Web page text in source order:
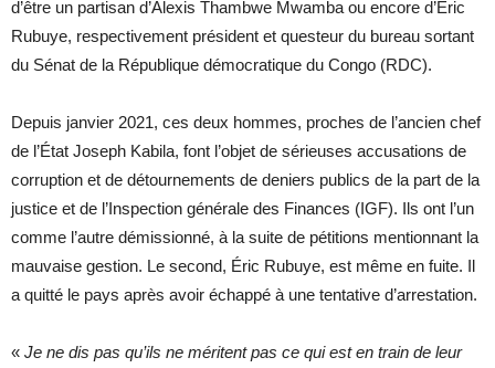
d’être un partisan d’Alexis Thambwe Mwamba ou encore d’Éric
Rubuye, respectivement président et questeur du bureau sortant
du Sénat de la République démocratique du Congo (RDC).
Depuis janvier 2021, ces deux hommes, proches de l’ancien chef
de l’État Joseph Kabila, font l’objet de sérieuses accusations de
corruption et de détournements de deniers publics de la part de la
justice et de l’Inspection générale des Finances (IGF). Ils ont l’un
comme l’autre démissionné, à la suite de pétitions mentionnant la
mauvaise gestion. Le second, Éric Rubuye, est même en fuite. Il
a quitté le pays après avoir échappé à une tentative d’arrestation.
« Je ne dis pas qu’ils ne méritent pas ce qui est en train de leur